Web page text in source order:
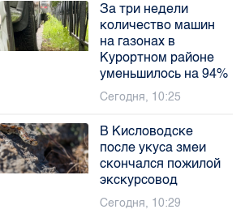
За три недели
количество машин
на газонах в
Курортном районе
уменьшилось на 94%
Сегодня, 10:25
В Кисловодске
после укуса змеи
скончался пожилой
экскурсовод
Сегодня, 10:29